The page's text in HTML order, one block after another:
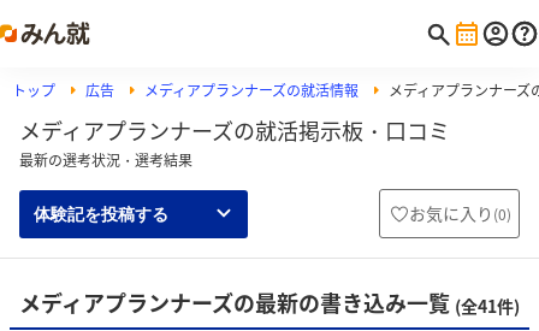
トップ 広告 メディアプランナーズの就活情報 メディアプランナーズ
メディアプランナーズの就活掲示板・口コミ
最新の選考状況・選考結果
体験記を投稿する お気に入り (0)
メディアプランナーズの最新の書き込み一覧 (全41件)